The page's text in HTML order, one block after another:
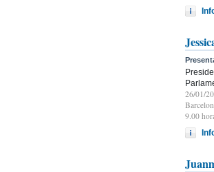
26/01/
9.00